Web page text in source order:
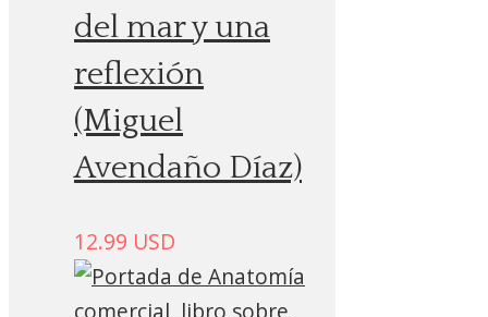
del mar y una
reflexión
(Miguel
Avendaño Díaz)
12.99 USD